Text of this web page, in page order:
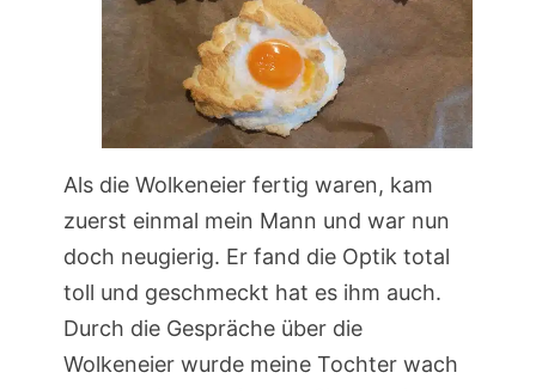
Als die Wolkeneier fertig waren, kam
zuerst einmal mein Mann und war nun
doch neugierig. Er fand die Optik total
toll und geschmeckt hat es ihm auch.
Durch die Gespräche über die
Wolkeneier wurde meine Tochter wach